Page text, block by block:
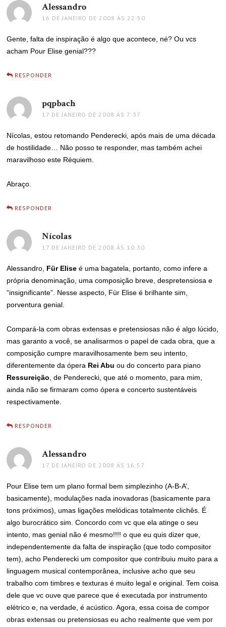
Alessandro
16 DE JANEIRO DE 2008 ÀS 22:50
Gente, falta de inspiração é algo que acontece, né? Ou vcs
acham Pour Elise genial???
RESPONDER
pqpbachdisse:
17 DE JANEIRO DE 2008 ÀS 7:37
Nícolas, estou retomando Penderecki, após mais de uma década
de hostilidade… Não posso te responder, mas também achei
maravilhoso este Réquiem.
Abraço.
RESPONDER
Nícolas
17 DE JANEIRO DE 2008 ÀS 10:30
Alessandro, Für Elise é uma bagatela, portanto, como infere a
própria denominação, uma composição breve, despretensiosa e
“insignificante”. Nesse aspecto, Für Elise é brilhante sim,
porventura genial.
Compará-la com obras extensas e pretensiosas não é algo lúcido,
mas garanto a você, se analisarmos o papel de cada obra, que a
composição cumpre maravilhosamente bem seu intento,
diferentemente da ópera Rei Abu ou do concerto para piano
Ressureição , de Penderecki, que até o momento, para mim,
ainda não se firmaram como ópera e concerto sustentáveis
respectivamente.
RESPONDER
Alessandro
17 DE JANEIRO DE 2008 ÀS 16:57
Pour Elise tem um plano formal bem simplezinho (A-B-A’,
basicamente), modulações nada inovadoras (basicamente para
tons próximos), umas ligações melódicas totalmente clichês. É
algo burocrático sim. Concordo com vc que ela atinge o seu
intento, mas genial não é mesmo!!!! o que eu quis dizer que,
independentemente da falta de inspiração (que todo compositor
tem), acho Penderecki um compositor que contribuiu muito para a
linguagem musical contemporânea, inclusive acho que seu
trabalho com timbres e texturas é muito legal e original. Tem coisa
dele que vc ouve que parece que é executada por instrumento
elétrico e, na verdade, é acústico. Agora, essa coisa de compor
obras extensas ou pretensiosas eu acho realmente que vem por